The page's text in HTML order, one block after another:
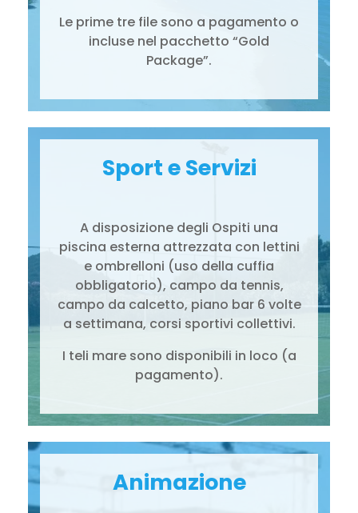
Le prime tre file sono a pagamento o
incluse nel pacchetto “Gold
Package”.
Sport e Servizi
A disposizione degli Ospiti una
piscina esterna attrezzata con lettini
e ombrelloni (uso della cuffia
obbligatorio), campo da tennis,
campo da calcetto, piano bar 6 volte
a settimana, corsi sportivi collettivi.
I teli mare sono disponibili in loco (a
pagamento).
Animazione